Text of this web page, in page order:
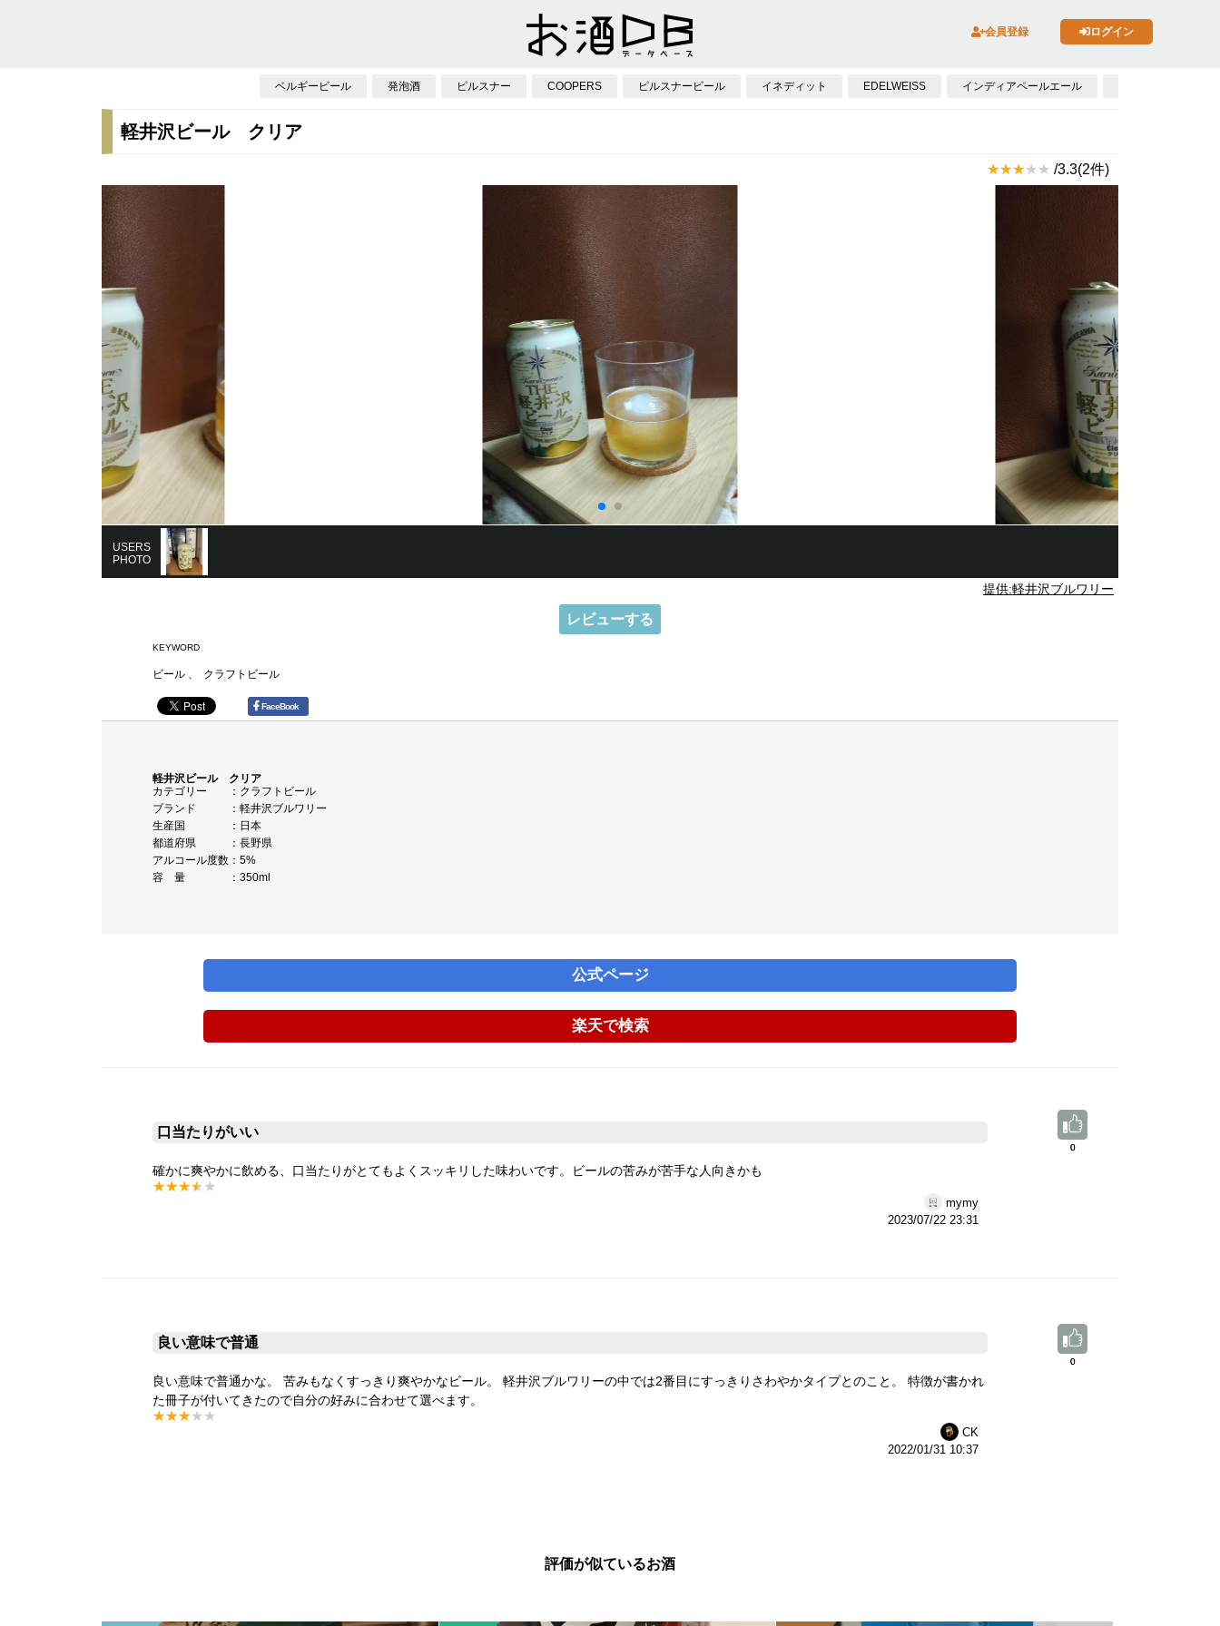
会員登録 ログイン
ベルギービール 発泡酒 ピルスナー COOPERS ピルスナービール イネディット EDELWEISS インディアペールエール
軽井沢ビール クリア
/3.3(2件)
USERS
PHOTO
提供:軽井沢ブルワリー
レビューする
KEYWORD
ビール クラフトビール
FaceBook
軽井沢ビール クリア
カテゴリー
クラフトビール
ブランド
軽井沢ブルワリー
生産国
日本
都道府県
長野県
アルコール度数
5%
容 量
350ml
公式ページ
楽天で検索
口当たりがいい
確かに爽やかに飲める、口当たりがとてもよくスッキリした味わいです。ビールの苦みが苦手な人向きかも
mymy
2023/07/22 23:31
0
0
良い意味で普通
良い意味で普通かな。 苦みもなくすっきり爽やかなビール。 軽井沢ブルワリーの中では2番目にすっきりさわやかタイプとのこと。 特徴が書かれ
た冊子が付いてきたので自分の好みに合わせて選べます。
CK
2022/01/31 10:37
0
0
評価が似ているお酒